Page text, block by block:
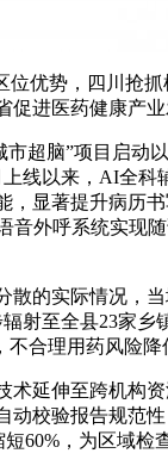
位优势，四川抢
促进医药健康产
市超脑”项目启
线以来，AI全
，显著提升病历
音外呼系统实现
的实际情况，
射至全县23家
合理用药风险降
术延伸至跨机构
动校验报告规范
60%，为区域